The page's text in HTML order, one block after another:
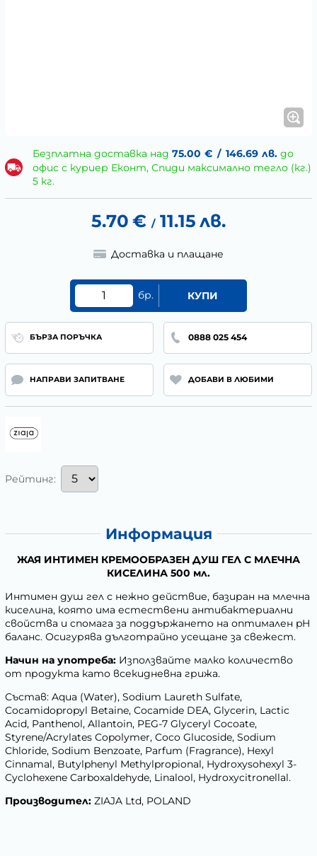
Безплатна доставка над 75.00 € / 146.69 лв.до
офис с куриер Еконт, Спиди максимално тегло (кг.)
5 кг.
5.70 € / 11.15 лв.
Доставка и плащане
бр. КУПИ
БЪРЗА ПОРЪЧКА 0888 025 454
НАПРАВИ ЗАПИТВАНЕ ДОБАВИ В ЛЮБИМИ
Рейтинг:
Информация
ЖАЯ ИНТИМЕН КРЕМООБРАЗЕН ДУШ ГЕЛ С МЛЕЧНА
КИСЕЛИНА 500 мл.
Интимен душ гел с нежно действие, базиран на млечна
киселина, която има естествени антибактериални
свойства и спомага за поддържането на оптимален pH
баланс. Осигурява дълготрайно усещане за свежест.
Начин на употреба: Използвайте малко количество
от продукта като всекидневна грижа.
Състав: Aqua (Water), Sodium Laureth Sulfate,
Cocamidopropyl Betaine, Cocamide DEA, Glycerin, Lactic
Acid, Panthenol, Allantoin, PEG-7 Glyceryl Cocoate,
Styrene/Acrylates Copolymer, Coco Glucoside, Sodium
Chloride, Sodium Benzoate, Parfum (Fragrance), Hexyl
Cinnamal, Butylphenyl Methylpropional, Hydroxysohexyl 3-
Cyclohexene Carboxaldehyde, Linalool, Hydroxycitronellal.
Производител: ZIAJA Ltd, POLAND